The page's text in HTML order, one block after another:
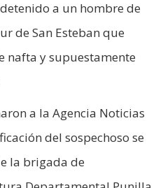
a un hombre de
de San Esteban que
nafta y supuestamente
a la Agencia Noticias
del sospechoso se
la brigada de